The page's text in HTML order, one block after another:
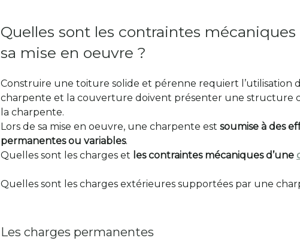
Quelles sont les contraintes
sa mise en oeuvre ?
Construire une toiture solide et pérenne requiert l’utilisation
charpente et la couverture doivent présenter une structure
la charpente.
Lors de sa mise en oeuvre, une charpente est soumise à des
permanentes ou variables.
Quelles sont les charges et les contraintes mécaniques d’une
Quelles sont les charges extérieures supportées par une
Les charges permanentes